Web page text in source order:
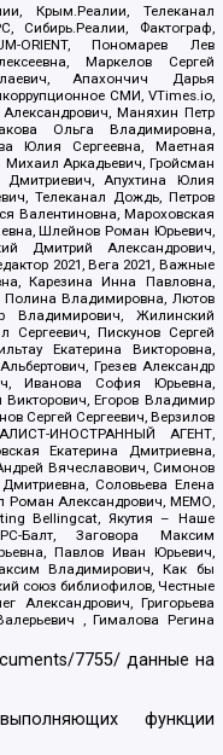
Крым.Реалии, Телеканал
Сибирь.Реалии, Фактограф,
ORIENT, Пономарев Лев
Маркелов Сергей
Апахончич Дарья
СМИ, VTimes.io,
Маняхин Петр
Ольга Владимировна,
Юлия Сергеевна, Маетная
Михаил Аркадьевич, Гройсман
Апухтина Юлия
Телеканал Дождь, Петров
Валентиновна, Мароховская
Шлейнов Роман Юрьевич,
Дмитрий Александрович,
2021, Вега 2021, Важные
Карезина Инна Павловна,
Владимировна, Лютов
Владимирович, Жилинский
Пискунов Сергей
Екатерина Викторовна,
Грезев Александр
Иванова София Юрьевна,
Егоров Владимир
Сергей Сергеевич, Верзилов
ИНОСТРАННЫЙ АГЕНТ,
Екатерина Дмитриевна,
Вячеславович, Симонов
Соловьева Елена
Роман Александрович, МЕМО,
Bellingcat, Якутия – Наше
Балт, Заговора Максим
Павлов Иван Юрьевич,
Владимирович, Как бы
союз библиофилов, Честные
Александрович, Григорьева
, Гималова Регина
7755/ данные на
функции